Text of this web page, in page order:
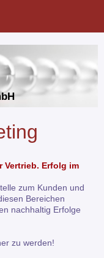
Vertrieb. Erfolg im
zum Kunden und
Bereichen
nachhaltig Erfolge
zu werden!